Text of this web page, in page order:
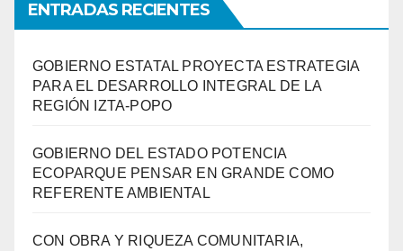
ENTRADAS RECIENTES
GOBIERNO ESTATAL PROYECTA ESTRATEGIA
PARA EL DESARROLLO INTEGRAL DE LA
REGIÓN IZTA-POPO
GOBIERNO DEL ESTADO POTENCIA
ECOPARQUE PENSAR EN GRANDE COMO
REFERENTE AMBIENTAL
CON OBRA Y RIQUEZA COMUNITARIA,